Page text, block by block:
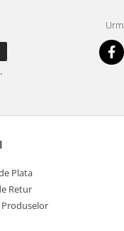
Plata
Retur